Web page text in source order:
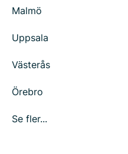
Malmö
Uppsala
Västerås
Örebro
Se fler...